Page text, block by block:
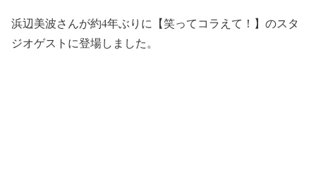
浜辺美波さんが約4年ぶりに 【笑ってコラえて！】 のスタ
ジオゲストに登場しました。